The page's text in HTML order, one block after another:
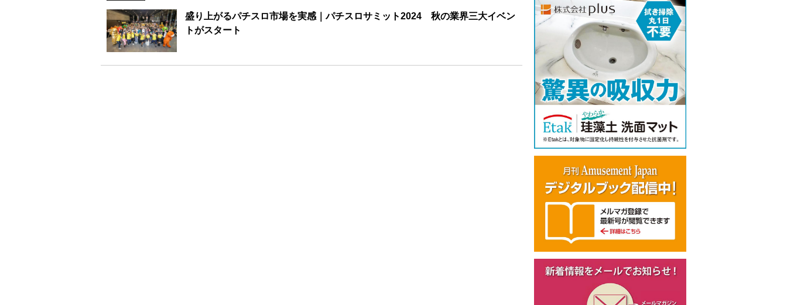
盛り上がるパチスロ市場を実感｜パチスロサミット2024 秋の業界三大イベン
トがスタート